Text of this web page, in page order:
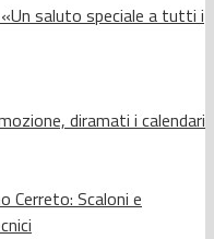
saluto speciale a tutti i
diramati i calendari
Cerreto: Scaloni e